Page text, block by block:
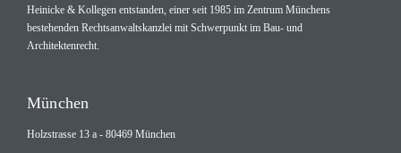
Heinicke & Kollegen entstanden, einer seit 1985 im Zentrum Münchens
bestehenden Rechtsanwaltskanzlei mit Schwerpunkt im Bau- und
Architektenrecht.
München
Holzstrasse 13 a - 80469 München